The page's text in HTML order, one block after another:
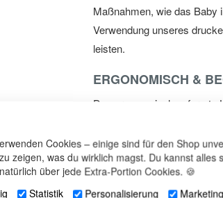
Cookies – einige sind für den Shop
zeigen, was du wirklich magst. Du kannst
über jede Extra-Portion Cookies. 🍪
Statistik Personalisierung Marketing
Maßnahmen, wie das Baby
Verwendung unseres
leisten.
ERGONOMISCH &
Das ergonomisch geformte
effektive Unterstützung
Kissenhöhe von ca. 5 cm
(Größe 1) für eine stärkere
bewegungsaktiven